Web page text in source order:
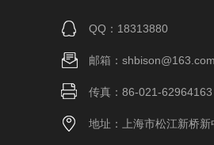
QQ：18313880
邮箱：shbison@163.com
传真：86-021-62964163
地址：上海市松江新桥